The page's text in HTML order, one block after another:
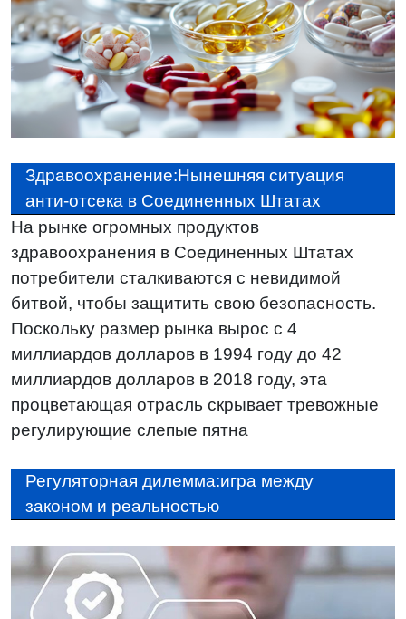
Здравоохранение:Нынешняя ситуация
анти-отсека в Соединенных Штатах
На рынке огромных продуктов
здравоохранения в Соединенных Штатах
потребители сталкиваются с невидимой
битвой, чтобы защитить свою безопасность.
Поскольку размер рынка вырос с 4
миллиардов долларов в 1994 году до 42
миллиардов долларов в 2018 году, эта
процветающая отрасль скрывает тревожные
регулирующие слепые пятна
Регуляторная дилемма:игра между
законом и реальностью